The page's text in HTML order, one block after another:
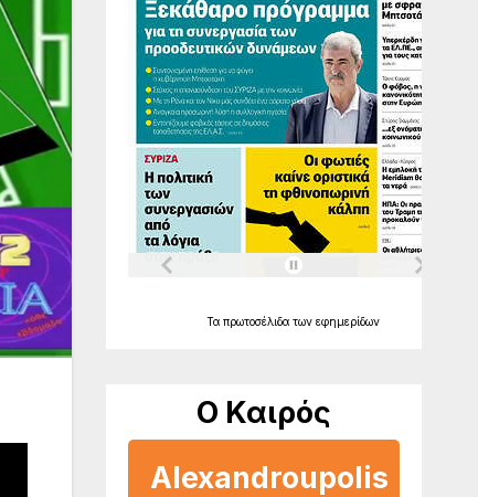
Τα πρωτοσέλιδα των εφημερίδων
Ο Καιρός
Alexandroupolis